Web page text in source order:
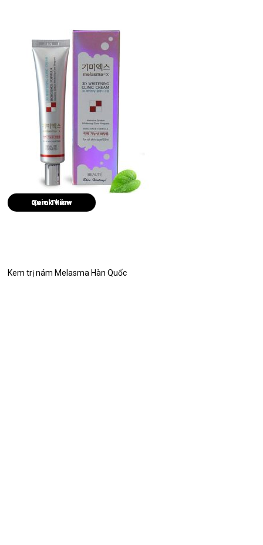
Quick View
Kem trị nám Melasma Hàn Quốc